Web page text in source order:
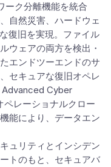
ーク分離機能を統合
自然災害、ハードウェ
復旧を実現。ファイル
ウェアの両方を検出・
エンドツーエンドのサ
セキュアな復旧オペレ
Advanced Cyber
レーショナルクロー
能により、データエン
ュリティとインシデン
トのもと、セキュアバ